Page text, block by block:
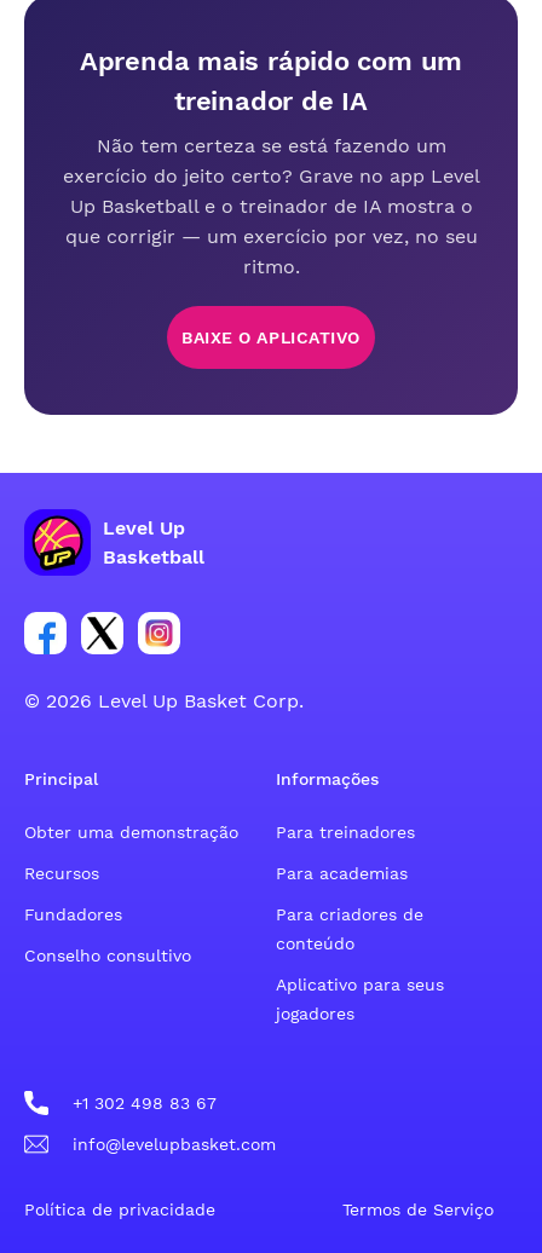
Aprenda mais rápido com um
treinador de IA
Não tem certeza se está fazendo um
exercício do jeito certo? Grave no app Level
Up Basketball e o treinador de IA mostra o
que corrigir — um exercício por vez, no seu
ritmo.
BAIXE O APLICATIVO
Level Up
Basketball
Link para o grupo social da conta do Facebook
Link para o grupo social da conta do tweeter
Link para o grupo social da conta do
© 2026 Level Up Basket Corp.
Principal
Obter uma demonstração
Recursos
Fundadores
Conselho consultivo
Informações
Para treinadores
Para academias
Para criadores de
conteúdo
Aplicativo para seus
jogadores
+1 302 498 83 67
info@levelupbasket.com
Política de privacidade Termos de Serviço